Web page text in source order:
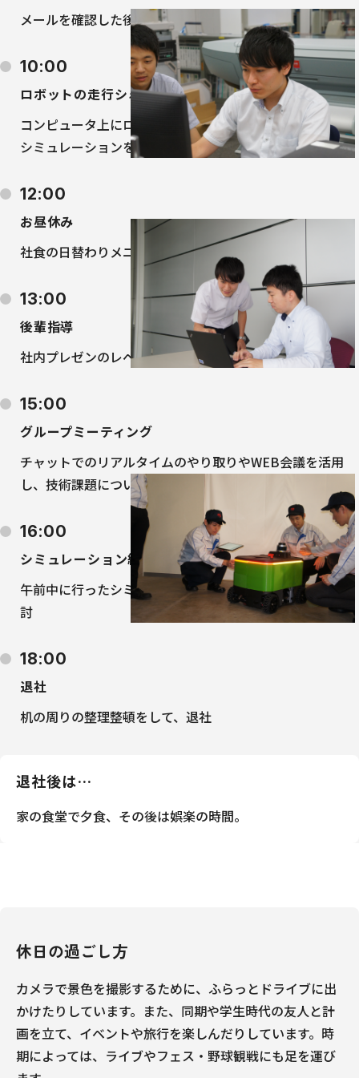
メールを確認した後で1日の業務スケジュールを立案
10:00
ロボットの走行シミュレーション
コンピュータ上にロボットのモデルを再現し、
シミュレーションを行って最適パラメータを検討
12:00
お昼休み
社食の日替わりメニューが楽しみです
13:00
後輩指導
社内プレゼンのレベルアップに向けて、アドバイス
15:00
グループミーティング
チャットでのリアルタイムのやり取りやWEB会議を活用
し、技術課題について議論
16:00
シミュレーション結果を実機で検証
午前中に行ったシミュレーション結果を適用するための検
討
18:00
退社
机の周りの整理整頓をして、退社
退社後は…
家の食堂で夕食、その後は娯楽の時間。
休日の過ごし方
カメラで景色を撮影するために、ふらっとドライブに出
かけたりしています。また、同期や学生時代の友人と計
画を立て、イベントや旅行を楽しんだりしています。時
期によっては、ライブやフェス・野球観戦にも足を運び